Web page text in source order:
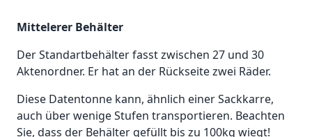
Mittelerer Behälter
Der Standartbehälter fasst zwischen 27 und 30
Aktenordner. Er hat an der Rückseite zwei Räder.
Diese Datentonne kann, ähnlich einer Sackkarre,
auch über wenige Stufen transportieren. Beachten
Sie, dass der Behälter gefüllt bis zu 100kg wiegt!